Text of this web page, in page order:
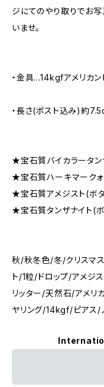
ジにてのやり取りでお
いませ。
・金具…14kgfアメリカン
・長さ(ポスト込み)約
★宝石質バイカラータ
★宝石質ハーキマーク
★宝石質アメジスト(ボ
★宝石質タンザナイト(
秋/秋冬色/冬/クリスマ
ト/1粒/ドロップ/アメジ
リッター/天然石/アメリ
ヤリング/14kgf/ピアス/